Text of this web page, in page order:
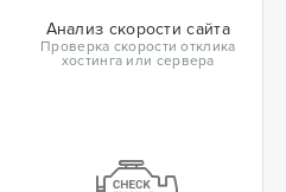
Анализ скорости сайта
Проверка скорости отклика
хостинга или сервера